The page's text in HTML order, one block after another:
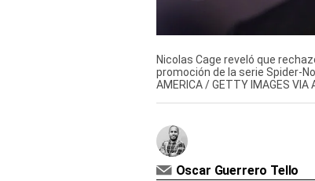
Nicolas Cage reveló que
promoción de la serie Spider-
AMERICA / GETTY IMAGES VIA
Oscar Guerrero Tello